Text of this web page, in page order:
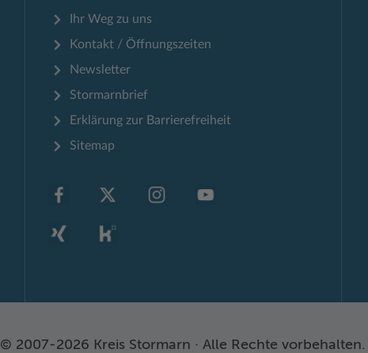
Ihr Weg zu uns
Kontakt / Öffnungszeiten
Newsletter
Stormarnbrief
Erklärung zur Barrierefreiheit
Sitemap
© 2007-2026 Kreis Stormarn · Alle Rechte vorbehalten.